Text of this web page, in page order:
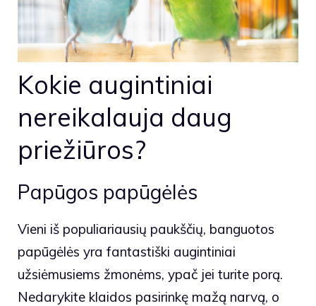
Kokie augintiniai
nereikalauja daug
priežiūros?
Papūgos papūgėlės
Vieni iš populiariausių paukščių, banguotos
papūgėlės yra fantastiški augintiniai
užsiėmusiems žmonėms, ypač jei turite porą.
Nedarykite klaidos pasirinkę mažą narvą, o